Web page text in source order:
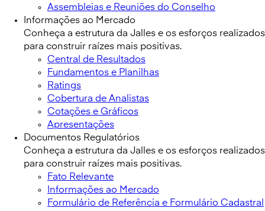
Assembleias e Reuniões do Conselho
Informações ao Mercado
Conheça a estrutura da Jalles e os esforços realizados
para construir raízes mais positivas.
Central de Resultados
Fundamentos e Planilhas
Ratings
Cobertura de Analistas
Cotações e Gráficos
Apresentações
Documentos Regulatórios
Conheça a estrutura da Jalles e os esforços realizados
para construir raízes mais positivas.
Fato Relevante
Informações ao Mercado
Formulário de Referência e Formulário Cadastral